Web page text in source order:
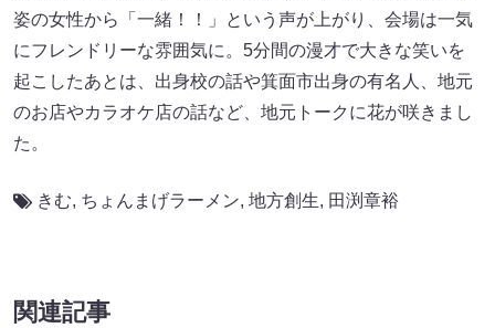
姿の女性から「一緒！！」という声が上がり、会場は一気
にフレンドリーな雰囲気に。5分間の漫才で大きな笑いを
起こしたあとは、出身校の話や箕面市出身の有名人、地元
のお店やカラオケ店の話など、地元トークに花が咲きまし
た。
きむ, ちょんまげラーメン, 地方創生, 田渕章裕
関連記事